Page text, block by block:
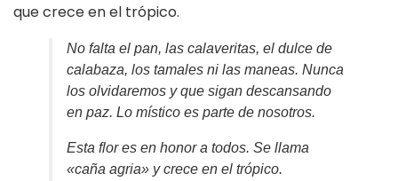
que crece en el trópico.
No falta el pan, las calaveritas, el dulce de
calabaza, los tamales ni las maneas. Nunca
los olvidaremos y que sigan descansando
en paz. Lo místico es parte de nosotros.
Esta flor es en honor a todos. Se llama
«caña agria» y crece en el trópico.